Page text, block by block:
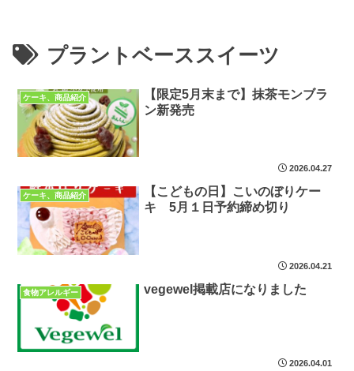
プラントベーススイーツ
ケーキ、商品紹介
【限定5月末まで】抹茶モンブラ
ン新発売
2026.04.27
ケーキ、商品紹介
【こどもの日】こいのぼりケー
キ 5月１日予約締め切り
2026.04.21
食物アレルギー vegewel掲載店になりました
2026.04.01